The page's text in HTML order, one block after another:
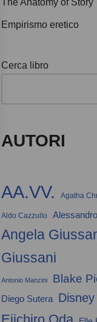
The Anatomy of Story
Empirismo eretico
Cerca libro
AUTORI
AA.VV. Agatha
Aldo Cazzullo
Angela
Giussani
Antonio Manzini Blake
Diego Sutera Disney